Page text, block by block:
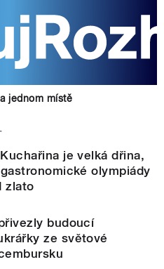
jednom místě
je velká dřina,
olympiády
zlato
budoucí
ze světové